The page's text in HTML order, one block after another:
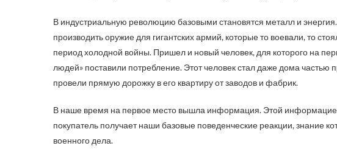
В индустриальную революцию базовыми становятся металл и
производить оружие для гигантских армий, которые то воевали, то
период холодной войны. Пришел и новый человек, для которого на
людей» поставили потребление. Этот человек стал даже дома частью
провели прямую дорожку в его квартиру от заводов и фабрик.
В наше время на первое место вышла информация. Этой информацией
покупатель получает наши базовые поведенческие реакции, знание
военного дела.